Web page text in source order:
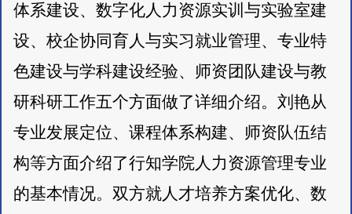
体系建设、数字化人力资源实训与实验室建
设、校企协同育人与实习就业管理、专业特
色建设与学科建设经验、师资团队建设与教
研科研工作五个方面做了详细介绍。刘艳从
专业发展定位、课程体系构建、师资队伍结
构等方面介绍了行知学院人力资源管理专业
的基本情况。双方就人才培养方案优化、数